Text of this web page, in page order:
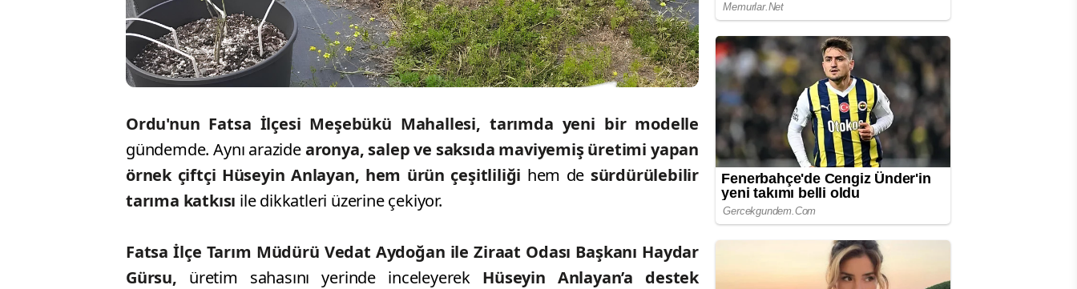
Ordu'nun Fatsa İlçesi Meşebükü Mahallesi, tarımda yeni bir modelle
gündemde. Aynı arazidearonya, salep ve saksıda maviyemiş üretimi yapan
örnek çiftçi Hüseyin Anlayan, hem ürün çeşitliliği hem de sürdürülebilir
tarıma katkısı ile dikkatleri üzerine çekiyor.
Fatsa İlçe Tarım Müdürü Vedat Aydoğan ile Ziraat Odası Başkanı Haydar
Gürsu, üretim sahasını yerinde inceleyerek Hüseyin Anlayan’a destek